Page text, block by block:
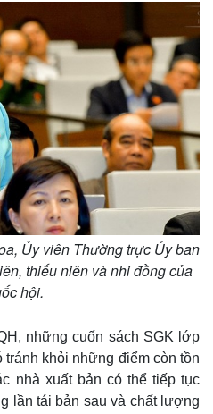
Ủy viên Thường trực Ủy ban
thiếu niên và nhi đồng của
hội.
những cuốn sách SGK lớp
khỏi những điểm còn tồn
nhà xuất bản có thể tiếp tục
lần tái bản sau và chất lượng